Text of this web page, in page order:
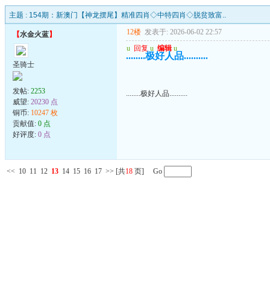
主题 : 154期：新澳门【神龙摆尾】精准四肖◇中特四肖◇脱贫致富..
【水金火蓝】
圣骑士
发帖: 2253
威望: 20230 点
铜币: 10247 枚
贡献值: 0 点
好评度: 0 点
12楼 发表于: 2026-06-02 22:57
u 回复 u 编辑 u
........极好人品..........
........极好人品..........
<< 10 11 12 13 14 15 16 17 >> [共18 页] Go